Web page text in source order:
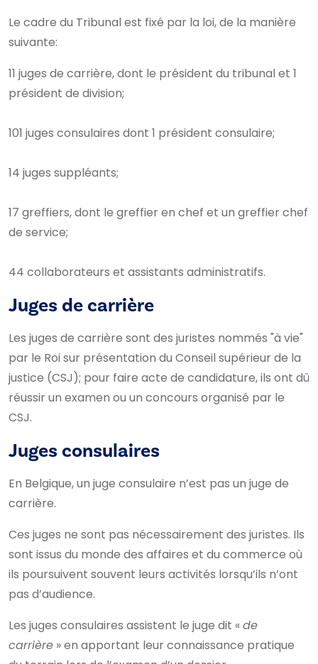
Le cadre du Tribunal est fixé par la loi, de la manière
suivante:
11 juges de carrière, dont le président du tribunal et 1
président de division;
101 juges consulaires dont 1 président consulaire;
14 juges suppléants;
17 greffiers, dont le greffier en chef et un greffier chef
de service;
44 collaborateurs et assistants administratifs.
Juges de carrière
Les juges de carrière sont des juristes nommés "à vie"
par le Roi sur présentation du Conseil supérieur de la
justice (CSJ); pour faire acte de candidature, ils ont dû
réussir un examen ou un concours organisé par le
CSJ.
Juges consulaires
En Belgique, un juge consulaire n’est pas un juge de
carrière.
Ces juges ne sont pas nécessairement des juristes. Ils
sont issus du monde des affaires et du commerce où
ils poursuivent souvent leurs activités lorsqu’ils n’ont
pas d’audience.
Les juges consulaires assistent le juge dit «de
carrière » en apportant leur connaissance pratique